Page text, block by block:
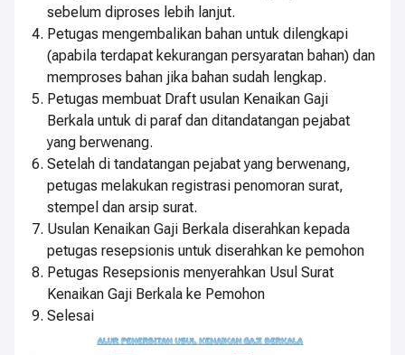
sebelum diproses lebih lanjut.
Petugas mengembalikan bahan untuk dilengkapi
(apabila terdapat kekurangan persyaratan bahan) dan
memproses bahan jika bahan sudah lengkap.
Petugas membuat Draft usulan Kenaikan Gaji
Berkala untuk di paraf dan ditandatangan pejabat
yang berwenang.
Setelah di tandatangan pejabat yang berwenang,
petugas melakukan registrasi penomoran surat,
stempel dan arsip surat.
Usulan Kenaikan Gaji Berkala diserahkan kepada
petugas resepsionis untuk diserahkan ke pemohon
Petugas Resepsionis menyerahkan Usul Surat
Kenaikan Gaji Berkala ke Pemohon
Selesai